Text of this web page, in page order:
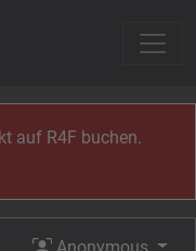
auf R4F buchen.
Anonymous